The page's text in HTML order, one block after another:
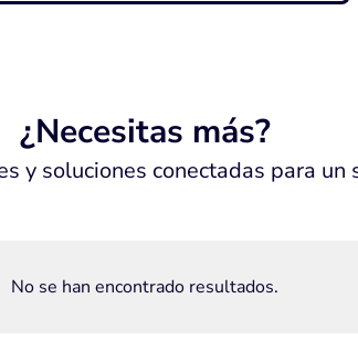
¿Necesitas más?
y soluciones conectadas para
No se han encontrado resultados.